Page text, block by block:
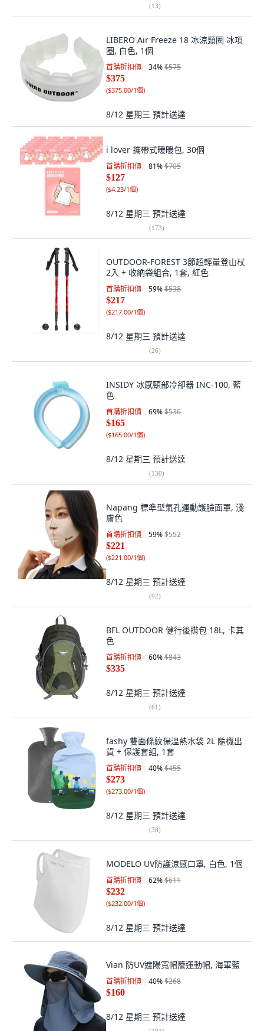
(13)
LIBERO Air Freeze 18 冰涼頸圈 冰項
圈, 白色, 1個
首購折扣價 34%$575
$375
($375.00/1個)
8/12 星期三 預計送達
i lover 攜帶式暖暖包, 30個
首購折扣價 81%$705
$127
($4.23/1個)
8/12 星期三 預計送達
(173)
OUTDOOR-FOREST 3節超輕量登山杖
2入 + 收納袋組合, 1套, 紅色
首購折扣價 59%$538
$217
($217.00/1個)
8/12 星期三 預計送達
(26)
INSIDY 冰感頸部冷卻器 INC-100, 藍
色
首購折扣價 69%$536
$165
($165.00/1個)
8/12 星期三 預計送達
(130)
Napang 標準型氣孔運動護臉面罩, 淺
膚色
首購折扣價 59%$552
$221
($221.00/1個)
8/12 星期三 預計送達
(92)
BFL OUTDOOR 健行後揹包 18L, 卡其
色
首購折扣價 60%$843
$335
8/12 星期三 預計送達
(61)
fashy 雙面條紋保溫熱水袋 2L 隨機出
貨 + 保護套組, 1套
首購折扣價 40%$455
$273
($273.00/1個)
8/12 星期三 預計送達
(38)
MODELO UV防護涼感口罩, 白色, 1個
首購折扣價 62%$611
$232
($232.00/1個)
8/12 星期三 預計送達
Vian 防UV遮陽寬帽簷運動帽, 海軍藍
首購折扣價 40%$268
$160
8/12 星期三 預計送達